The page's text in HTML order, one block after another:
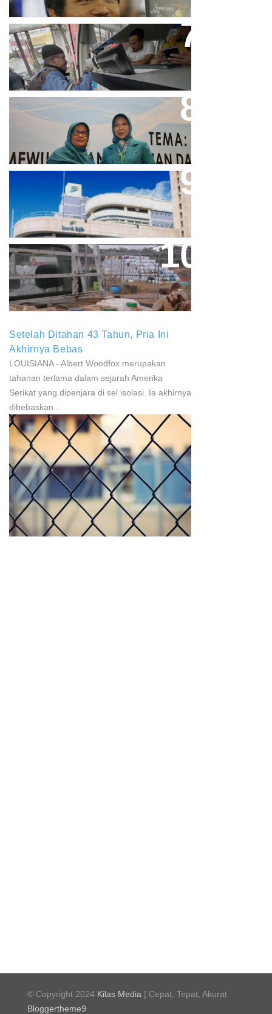
Bjb T Samsat Manjakan Nasabah
Dalam Bayar Pajak Kendaraan
Perpres No.99/2017 Bisa Jadi
Acuan Semangat Pengabdian
PKK
Aher Minta Pemerintah Pusat
Masukan Kembali BJB Sebagai
Penyalur KUR
Paparan Pestisida Sebabkan
Parkinson Dan Kanker
Setelah Ditahan 43 Tahun, Pria Ini
Akhirnya Bebas
LOUISIANA - Albert Woodfox merupakan
tahanan terlama dalam sejarah Amerika
Serikat yang dipenjara di sel isolasi. Ia akhirnya
dibebaskan...
© Copyright 2024 Kilas Media | Cepat, Tepat, Akurat
Bloggertheme9